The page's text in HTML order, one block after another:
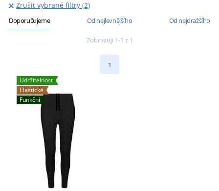
Zrušit vybrané filtry (2)
Doporučujeme Od nejlevnějšího Od nejdražšího
Zobrazuji 1-1 z 1
1
Udržitelnost
Elastické
Funkční